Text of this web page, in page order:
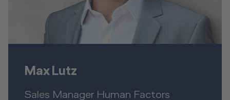
Max Lutz
Sales Manager Human Factors